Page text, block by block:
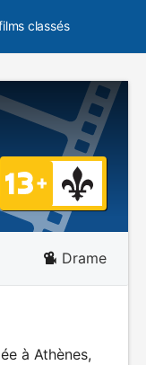
classés
Drame
à Athènes,